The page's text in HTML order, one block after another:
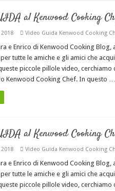
al Kenwood Cooking
Video Guida Kenwood Cooking
e Enrico di Kenwood Cooking
tutte le amiche e gli amici che
piccole pillole video, cerchiamo
Kenwood Cooking Chef. In questo …
al Kenwood Cooking
Video Guida Kenwood Cooking
e Enrico di Kenwood Cooking
tutte le amiche e gli amici che
piccole pillole video, cerchiamo